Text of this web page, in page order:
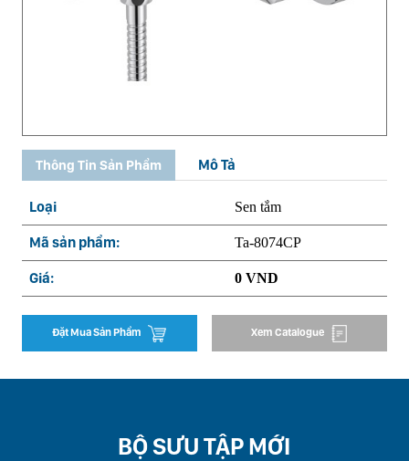
Thông Tin Sản Phẩm Mô Tả
Loại Sen tắm
Mã sản phẩm: Ta-8074CP
Giá: 0 VND
Đặt Mua Sản Phẩm Xem Catalogue
BỘ SƯU TẬP MỚI